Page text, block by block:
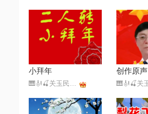
小拜年 创作原声